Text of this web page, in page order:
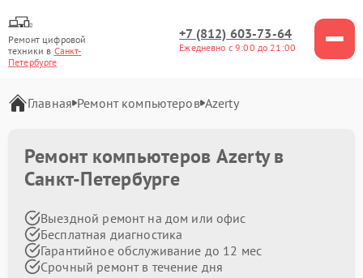
Ремонт цифровой
техники в Санкт-
Петербурге
+7 (812) 603-73-64
Ежедневно с 9:00 до 21:00
Главная Ремонт компьютеров Azerty
Ремонт компьютеров Azerty в
Санкт-Петербурге
Выездной ремонт на дом или офис
Бесплатная диагностика
Гарантийное обслуживание до 12 мес
Срочный ремонт в течение дня